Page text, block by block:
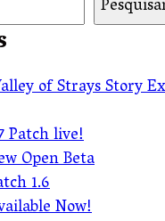
of Strays Story
Patch live!
Open Beta
1.6
Now!